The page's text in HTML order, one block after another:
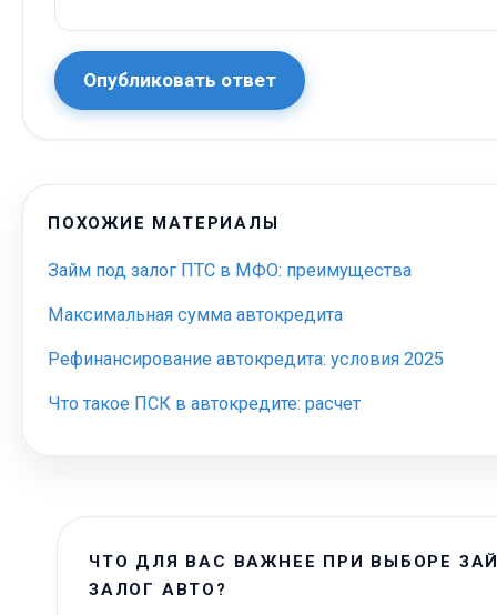
Опубликовать ответ
ПОХОЖИЕ МАТЕРИАЛЫ
Займ под залог ПТС в МФО: преимущества
Максимальная сумма автокредита
Рефинансирование автокредита: условия 2025
Что такое ПСК в автокредите: расчет
ЧТО ДЛЯ ВАС ВАЖНЕЕ ПРИ ВЫБОРЕ
ЗАЛОГ АВТО?